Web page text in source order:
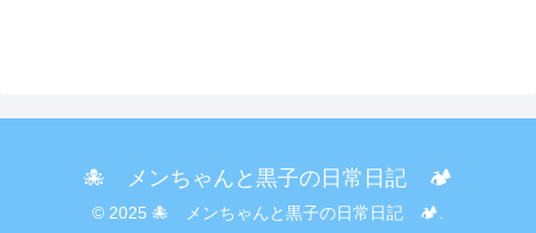
🐙 メンちゃんと黒子の日常日記 🏕️
© 2025 🐙 メンちゃんと黒子の日常日記 🏕️.